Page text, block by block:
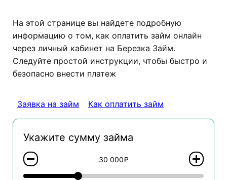
На этой странице вы найдете подробную
информацию о том, как оплатить займ онлайн
через личный кабинет на Березка Займ.
Следуйте простой инструкции, чтобы быстро и
безопасно внести платеж
Заявка на займ Как оплатить займ
Укажите сумму займа
30 000₽